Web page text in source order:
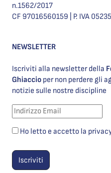
n.1562/2017
CF 97016560159 | P. IVA
NEWSLETTER
Iscriviti alla newsletter della
Ghiaccio per non perdere gli
notizie sulle nostre discipline
Ho letto e accetto la